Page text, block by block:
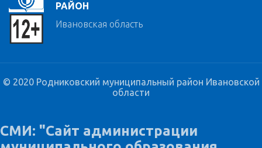
РАЙОН
Ивановская область
© 2020 Родниковский муниципальный район Ивановской
области
СМИ: "Сайт администрации